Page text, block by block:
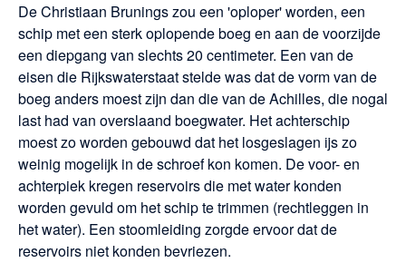
De Christiaan Brunings zou een 'oploper' worden, een
schip met een sterk oplopende boeg en aan de voorzijde
een diepgang van slechts 20 centimeter. Een van de
eisen die Rijkswaterstaat stelde was dat de vorm van de
boeg anders moest zijn dan die van de Achilles, die nogal
last had van overslaand boegwater. Het achterschip
moest zo worden gebouwd dat het losgeslagen ijs zo
weinig mogelijk in de schroef kon komen. De voor- en
achterpiek kregen reservoirs die met water konden
worden gevuld om het schip te trimmen (rechtleggen in
het water). Een stoomleiding zorgde ervoor dat de
reservoirs niet konden bevriezen.